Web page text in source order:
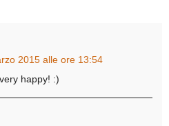
2015 alle ore 13:54
happy! :)